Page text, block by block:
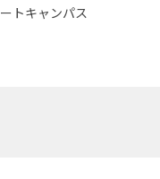
トキャンパス